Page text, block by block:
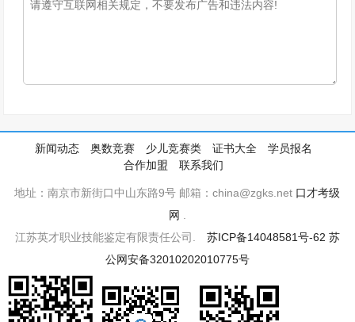
新闻动态 奥数竞赛 少儿竞赛类 证书大全
学员报名
合作加盟
联系我们
地址：南京市新街口中山东路9号 邮箱：china@zgks.net 口才考级
网
江苏英才职业技能鉴定有限责任公司. 苏ICP备14048581号-62 苏
公网安备32010202010775号